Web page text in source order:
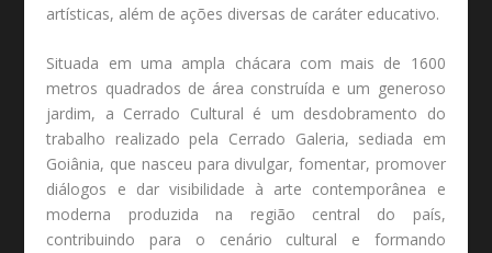
artísticas, além de ações diversas de caráter educativo.
Situada em uma ampla chácara com mais de 1600
metros quadrados de área construída e um generoso
jardim, a Cerrado Cultural é um desdobramento do
trabalho realizado pela Cerrado Galeria, sediada em
Goiânia, que nasceu para divulgar, fomentar, promover
diálogos e dar visibilidade à arte contemporânea e
moderna produzida na região central do país,
contribuindo para o cenário cultural e formando